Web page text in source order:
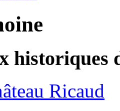
historiques
Ricaud